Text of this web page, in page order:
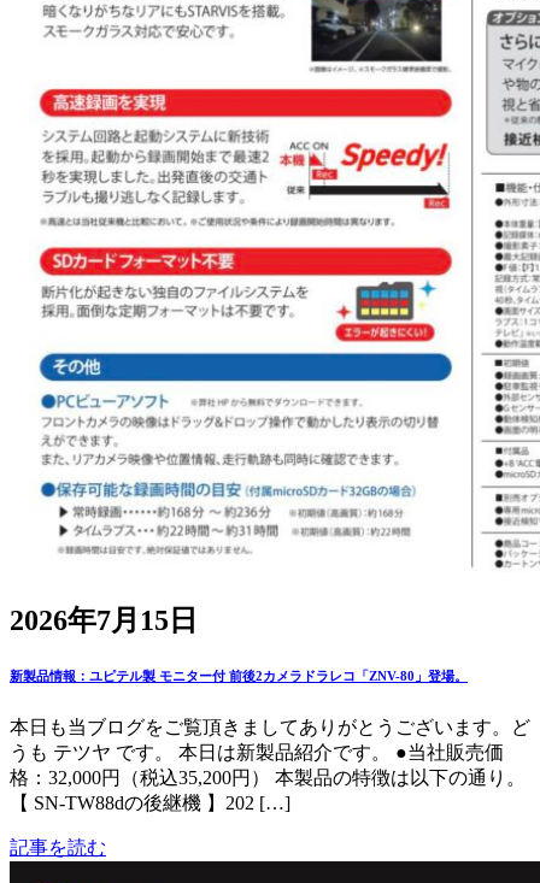
2026年7月15日
新製品情報：ユピテル製 モニター付 前後2カメラドラレコ「ZNV-80」登場。
本日も当ブログをご覧頂きましてありがとうございます。ど
うも テツヤ です。 本日は新製品紹介です。 ●当社販売価
格：32,000円（税込35,200円） 本製品の特徴は以下の通り。
【 SN-TW88dの後継機 】202 […]
記事を読む